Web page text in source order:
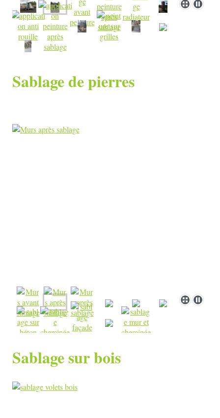
Sablage de pierres
Sablage sur bois